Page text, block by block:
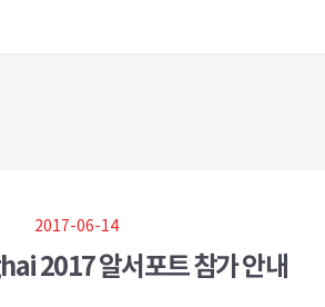
2017-06-14
2017 알서포트 참가 안내